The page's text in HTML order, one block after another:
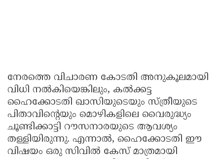
നേരത്തെ വിചാരണ കോടതി അനുകൂലമായി
വിധി നൽകിയെങ്കിലും, കൽക്കട്ട
ഹൈക്കോടതി ഖാസിയുടെയും സ്ത്രീയുടെ
പിതാവിൻ്റെയും മൊഴികളിലെ വൈരുദ്ധ്യം
ചൂണ്ടിക്കാട്ടി റൗസനാരയുടെ ആവശ്യം
തള്ളിയിരുന്നു. എന്നാൽ, ഹൈക്കോടതി ഈ
വിഷയം ഒരു സിവിൽ കേസ് മാത്രമായി